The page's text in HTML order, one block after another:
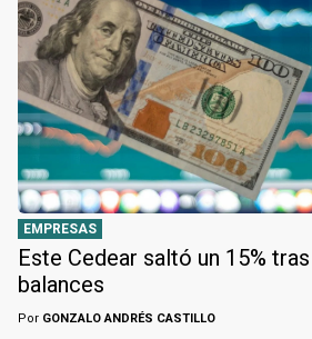
EMPRESAS
Este Cedear saltó un 15%
balances
Por GONZALO ANDRÉS CASTILLO